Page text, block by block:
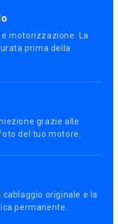
motorizzazione. La
prima della
grazie alle
del tuo motore.
originale e la
permanente.